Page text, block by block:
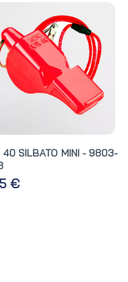
40 SILBATO MINI - 9803-
€